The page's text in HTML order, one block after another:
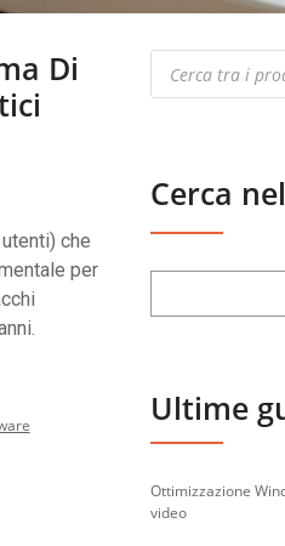
Di
che
per
Products
search
Cerca
Ultime
Ottimizzazione
video